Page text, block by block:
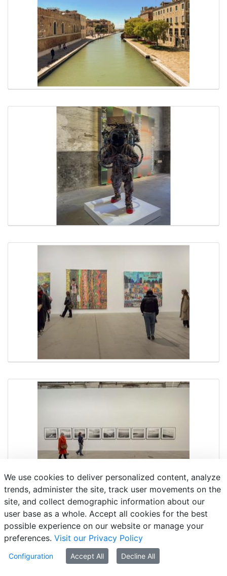
We use cookies to deliver personalized content, analyze
trends, administer the site, track user movements on the
site, and collect demographic information about our
user base as a whole. Accept all cookies for the best
possible experience on our website or manage your
preferences. Visit our Privacy Policy
Configuration Accept All Decline All